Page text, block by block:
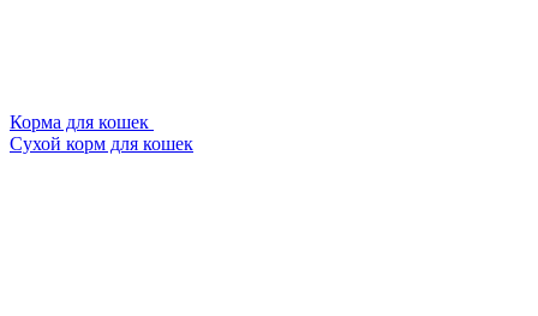
Корма для кошек
Сухой корм для кошек